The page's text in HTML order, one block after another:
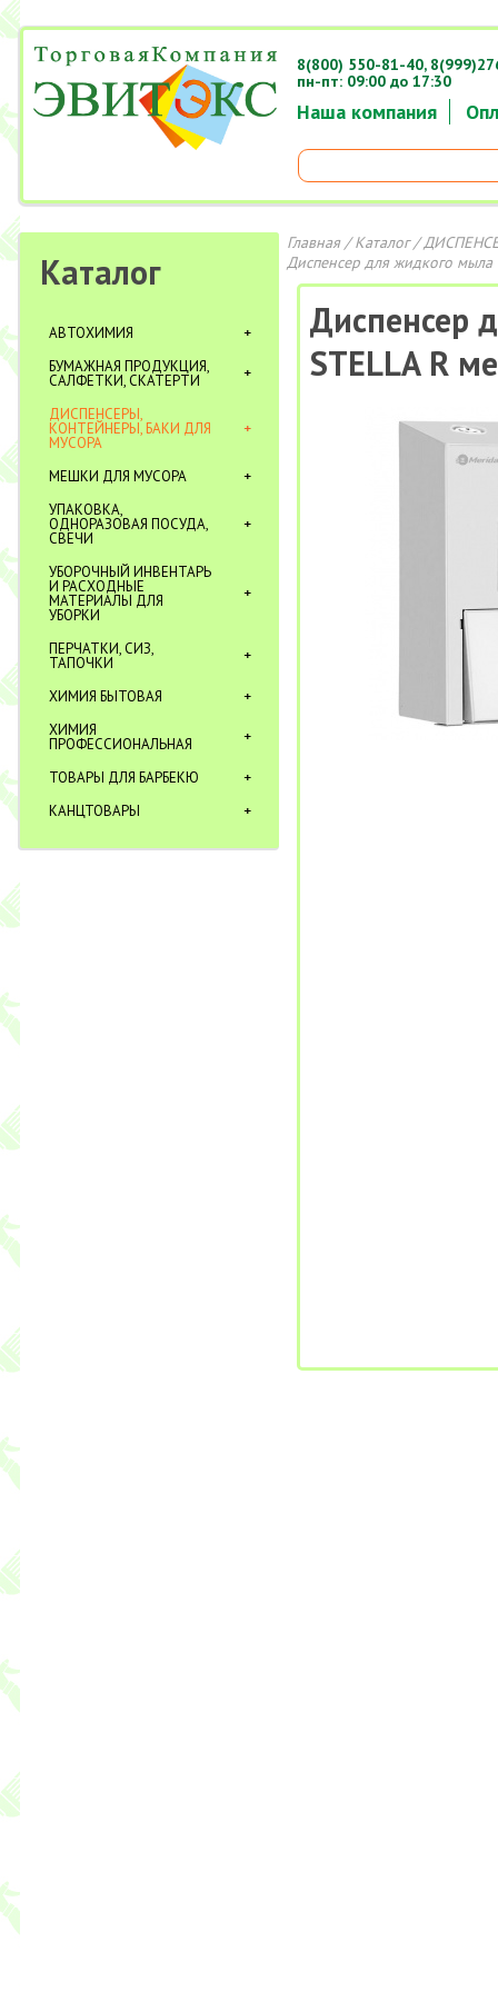
Наша компания
8(800) 550-81-40,
пн-пт: 09:00 до 17:30
Каталог
АВТОХИМИЯ
БУМАЖНАЯ ПРОДУКЦИЯ,
САЛФЕТКИ, СКАТЕРТИ
ДИСПЕНСЕРЫ,
КОНТЕЙНЕРЫ, БАКИ ДЛЯ
МУСОРА
МЕШКИ ДЛЯ МУСОРА
УПАКОВКА,
ОДНОРАЗОВАЯ ПОСУДА,
СВЕЧИ
УБОРОЧНЫЙ ИНВЕНТАРЬ
И РАСХОДНЫЕ
МАТЕРИАЛЫ ДЛЯ
УБОРКИ
ПЕРЧАТКИ, СИЗ,
ТАПОЧКИ
ХИМИЯ БЫТОВАЯ
ХИМИЯ
ПРОФЕССИОНАЛЬНАЯ
ТОВАРЫ ДЛЯ БАРБЕКЮ
КАНЦТОВАРЫ
Главная/Каталог/
Диспенсер для жидкого мыла
Диспенсер
STELLA R